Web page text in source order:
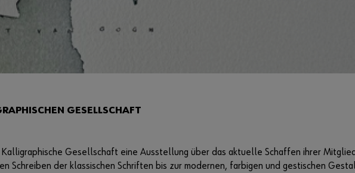
GESELLSCHAFT
Kalligraphische Gesellschaft eine Ausstellung über das aktuelle Schaffen ihrer
Schreiben der klassischen Schriften bis zur modernen, farbigen und gestischen